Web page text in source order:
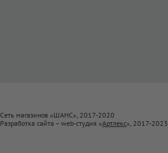
Сеть магазинов «ШАНС», 2017-2020
Разработка сайта – web-студия «Артлекс», 2017-2023